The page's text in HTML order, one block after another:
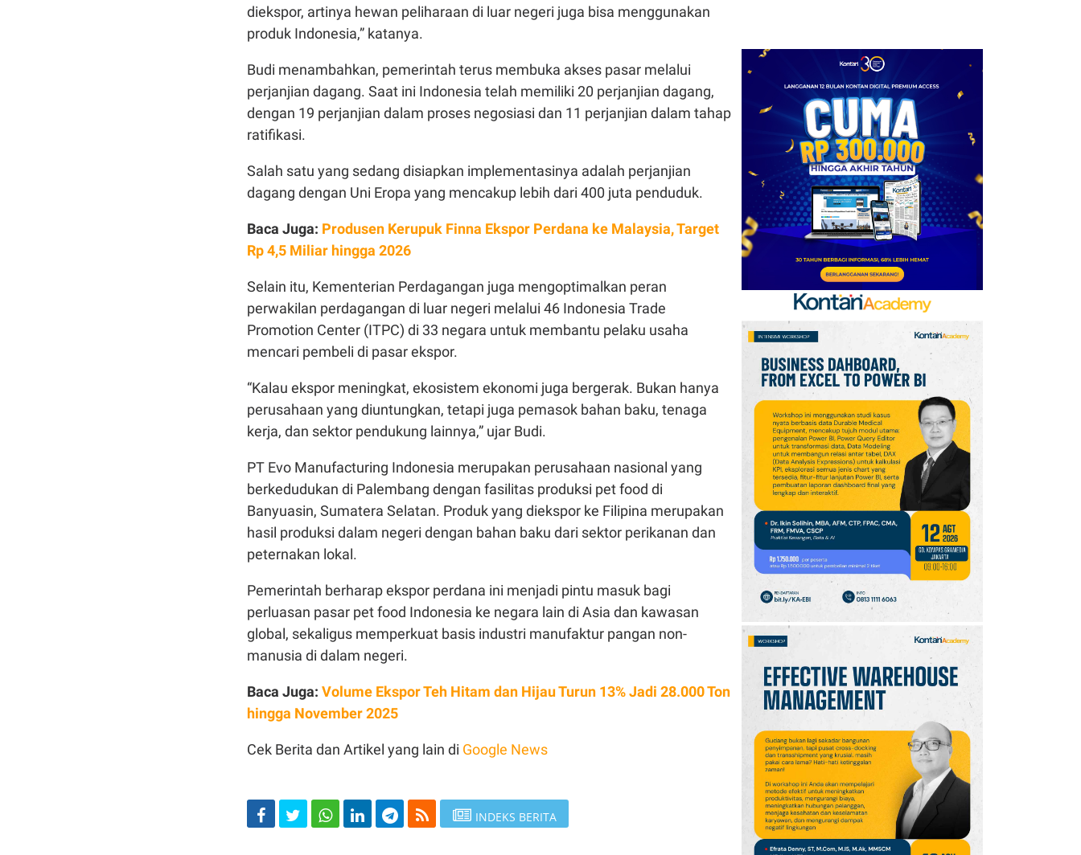
diekspor, artinya hewan peliharaan di luar negeri juga bisa menggunakan
produk Indonesia,” katanya.
Budi menambahkan, pemerintah terus membuka akses pasar melalui
perjanjian dagang. Saat ini Indonesia telah memiliki 20 perjanjian dagang,
dengan 19 perjanjian dalam proses negosiasi dan 11 perjanjian dalam tahap
ratifikasi.
Salah satu yang sedang disiapkan implementasinya adalah perjanjian
dagang dengan Uni Eropa yang mencakup lebih dari 400 juta penduduk.
Baca Juga: Produsen Kerupuk Finna Ekspor Perdana ke Malaysia, Target
Rp 4,5 Miliar hingga 2026
Selain itu, Kementerian Perdagangan juga mengoptimalkan peran
perwakilan perdagangan di luar negeri melalui 46 Indonesia Trade
Promotion Center (ITPC) di 33 negara untuk membantu pelaku usaha
mencari pembeli di pasar ekspor.
“Kalau ekspor meningkat, ekosistem ekonomi juga bergerak. Bukan hanya
perusahaan yang diuntungkan, tetapi juga pemasok bahan baku, tenaga
kerja, dan sektor pendukung lainnya,” ujar Budi.
PT Evo Manufacturing Indonesia merupakan perusahaan nasional yang
berkedudukan di Palembang dengan fasilitas produksi pet food di
Banyuasin, Sumatera Selatan. Produk yang diekspor ke Filipina merupakan
hasil produksi dalam negeri dengan bahan baku dari sektor perikanan dan
peternakan lokal.
Pemerintah berharap ekspor perdana ini menjadi pintu masuk bagi
perluasan pasar pet food Indonesia ke negara lain di Asia dan kawasan
global, sekaligus memperkuat basis industri manufaktur pangan non-
manusia di dalam negeri.
Baca Juga: Volume Ekspor Teh Hitam dan Hijau Turun 13% Jadi 28.000 Ton
hingga November 2025
Cek Berita dan Artikel yang lain di Google News
INDEKS BERITA
Kerja Sama dengan
Emirates hingga 2033, Ini
Detail Kemitraannya
Cek Kode Redeem EA FC
Mobile Update 7 Agustus
2026: Klaim Ribuan
Gems Gratis!
7
FIFA Akhirnya Cairkan
Hadiah Timnas Yordania
yang Tertunda 8 Bulan
Promo Alfamart Murah
Banget 7–13 Agustus
2026, Sunlight hingga
Bebelac Diskon
9
Klasemen Grup A Piala
AFF 2026: Ini Skenario
Indonesia Lolos ke
Semifinal
10 Promo JSM Alfamart 7–
9 Agustus 2026, Minyak
Goreng 2 Liter Mulai
Rp41.500